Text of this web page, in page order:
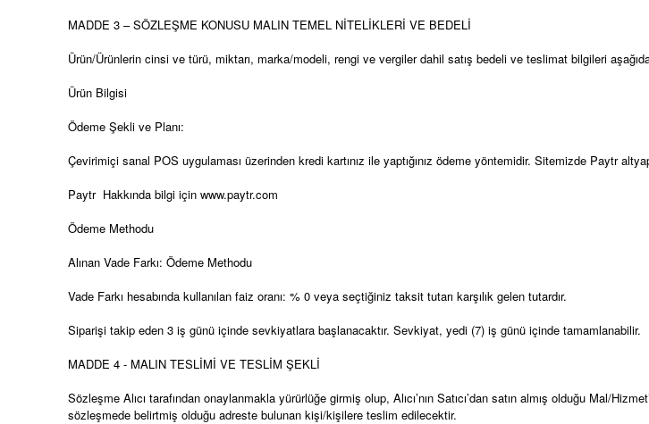
MADDE 3 – SÖZLEŞME KONUSU MALIN TEMEL NİTELİKLERİ VE BEDELİ
Ürün/Ürünlerin cinsi ve türü, miktarı, marka/modeli, rengi ve vergiler dahil satış bedeli ve teslimat bilgileri
Ürün Bilgisi
Ödeme Şekli ve Planı:
Çevirimiçi sanal POS uygulaması üzerinden kredi kartınız ile yaptığınız ödeme yöntemidir. Sitemizde Paytr
Paytr Hakkında bilgi için www.paytr.com
Ödeme Methodu
Alınan Vade Farkı: Ödeme Methodu
Vade Farkı hesabında kullanılan faiz oranı: % 0 veya seçtiğiniz taksit tutarı karşılık gelen tutardır.
Siparişi takip eden 3 iş günü içinde sevkiyatlara başlanacaktır. Sevkiyat, yedi (7) iş günü içinde tamamlanabilir.
MADDE 4 - MALIN TESLİMİ VE TESLİM ŞEKLİ
Sözleşme Alıcı tarafından onaylanmakla yürürlüğe girmiş olup, Alıcı’nın Satıcı’dan satın almış olduğu Mal/
sözleşmede belirtmiş olduğu adreste bulunan kişi/kişilere teslim edilecektir.